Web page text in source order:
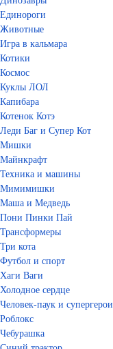
Единороги
Животные
Игра в кальмара
Котики
Космос
Куклы ЛОЛ
Капибара
Котенок Котэ
Леди Баг и Супер Кот
Мишки
Майнкрафт
Техника и машины
Мимимишки
Маша и Медведь
Пони Пинки Пай
Трансформеры
Три кота
Футбол и спорт
Хаги Ваги
Холодное сердце
Человек-паук и супергерои
Роблокс
Чебурашка